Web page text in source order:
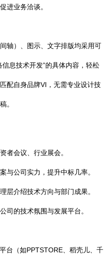
进业务洽谈。
轴）、图示、文字排版均采用可
息技术开发”的具体内容，轻松
配自身品牌VI，无需专业设计技
。
者会议、行业展会。
与公司实力，提升中标几率。
层介绍技术方向与部门成果。
司的技术氛围与发展平台。
台（如PPTSTORE、稻壳儿、千